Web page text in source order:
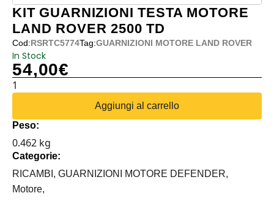
KIT GUARNIZIONI TESTA MOTORE
LAND ROVER 2500 TD
Cod:RSRTC5774Tag:GUARNIZIONI MOTORE LAND ROVER
In Stock
54,00€
KIT
MOTORE
LAND
ROVER
2500
TD
Aggiungi al carrello
Peso:
0.462 kg
Categorie:
RICAMBI, GUARNIZIONI MOTORE DEFENDER,
Motore,